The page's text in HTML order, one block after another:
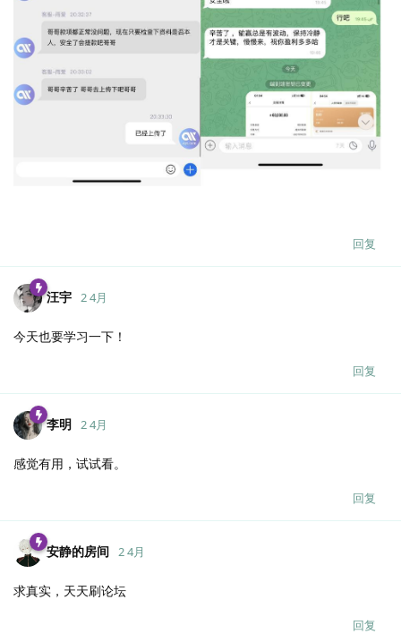
回复
汪宇 2 4月
今天也要学习一下！
回复
李明 2 4月
感觉有用，试试看。
回复
安静的房间 2 4月
求真实，天天刷论坛
回复